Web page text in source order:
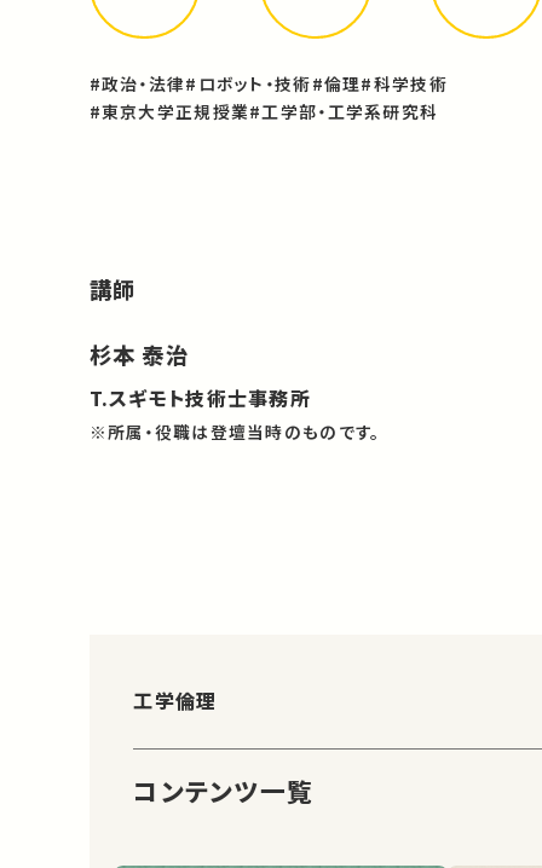
#政治・法律#ロボット・技術#倫理#科学技術
#東京大学正規授業#工学部・工学系研究科
講師
杉本 泰治
T.スギモト技術士事務所
※所属・役職は登壇当時のものです。
工学倫理
コンテンツ一覧